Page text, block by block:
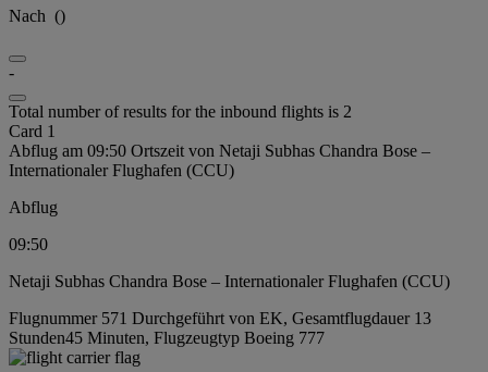
Nach ()
-
Total number of results for the inbound flights is 2
Card 1
Abflug am 09:50 Ortszeit von Netaji Subhas Chandra Bose –
Internationaler Flughafen (CCU)
Abflug
09:50
Netaji Subhas Chandra Bose – Internationaler Flughafen (CCU)
Flugnummer 571 Durchgeführt von EK, Gesamtflugdauer 13
Stunden45 Minuten, Flugzeugtyp Boeing 777